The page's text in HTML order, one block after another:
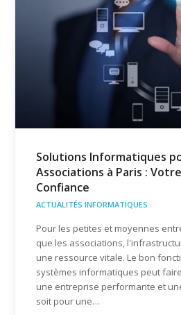
Solutions Informatiques
Associations à Paris :
Confiance
ACTUALITÉS INFORMATIQUES
Pour les petites et moyennes
que les associations,
une ressource vitale. Le bon
systèmes informatiques peut
une entreprise performante et
soit pour une…